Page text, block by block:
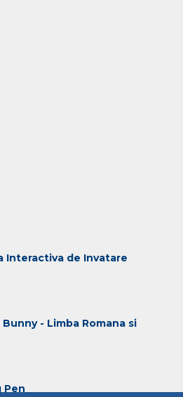
Interactiva de Invatare
- Limba Romana si
Pen